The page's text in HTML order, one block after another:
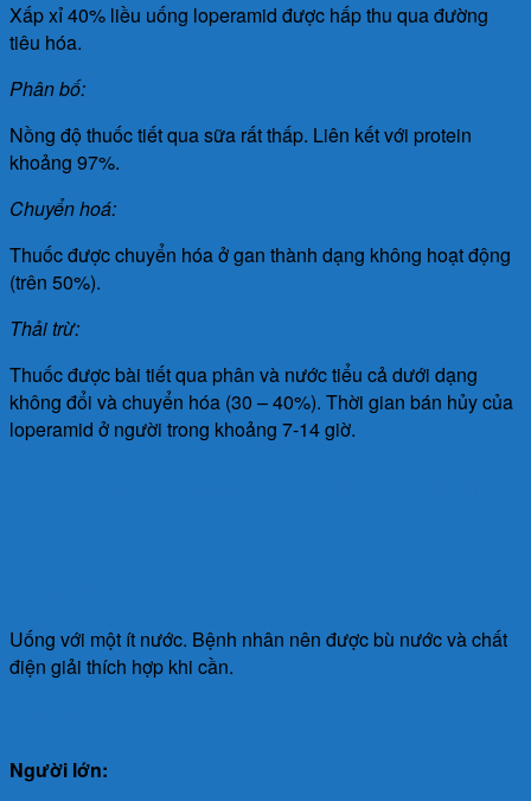
Xấp xỉ 40% liều uống loperamid được hấp thu qua đường
tiêu hóa.
Phân bố:
Nồng độ thuốc tiết qua sữa rất thấp. Liên kết với protein
khoảng 97%.
Chuyển hoá:
Thuốc được chuyển hóa ở gan thành dạng không hoạt động
(trên 50%).
Thải trừ:
Thuốc được bài tiết qua phân và nước tiểu cả dưới dạng
không đổi và chuyển hóa (30 – 40%). Thời gian bán hủy của
loperamid ở người trong khoảng 7-14 giờ.
Uống với một ít nước. Bệnh nhân nên được bù nước và chất
điện giải thích hợp khi cần.
Người lớn: